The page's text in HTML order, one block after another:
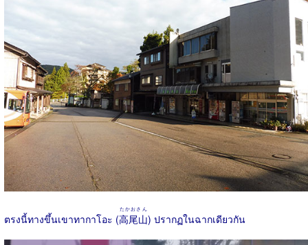
ตรงนี้ทางขึ้นเขาทากาโอะ (高尾山
たかおさん
) ปรากฏในฉากเดียวกัน